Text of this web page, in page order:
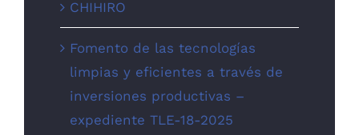
CHIHIRO
Fomento de las tecnologías
limpias y eficientes a través de
inversiones productivas –
expediente TLE-18-2025